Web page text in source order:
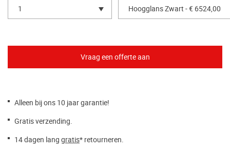
1 Hoogglans Zwart - € 6524,00
Alleen bij ons 10 jaar garantie!
Gratis verzending.
14 dagen lang gratis* retourneren.